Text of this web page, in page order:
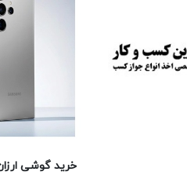
خرید گوشی ارزان